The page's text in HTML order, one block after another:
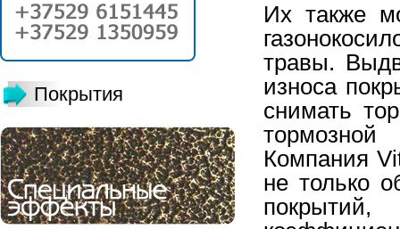
Покрытия
Их также
травы.
износа
снимать
Компания
не только